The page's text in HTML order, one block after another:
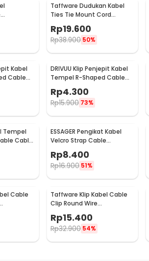
Taffware Dudukan Kabel
Ties Tie Mount Cord
Organizer M5 100PCS - HC-
2S
Rp19.600
Rp38.900 50%
Kabel
Cable
- CC05
DRIVUU Klip Penjepit Kabel
Tempel R-Shaped Cable
Organizer 5 Holes - DR-515
Rp4.300
Rp15.900 73%
Tempel
Cable
ESSAGER Pengikat Kabel
Velcro Strap Cable
Organizer Nylon 5 PCS -
EXD-KBA01
Rp8.400
Rp16.900 51%
Cable
Taffware Klip Kabel Cable
Clip Round Wire
100PCS 18mm - YQ801
Rp15.400
Rp32.900 54%